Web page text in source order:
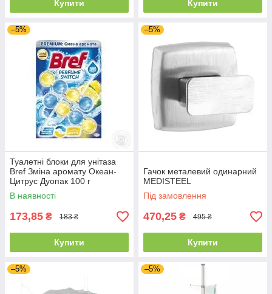
Купити Купити
–5%
Туалетні блоки для унітаза
Bref Зміна аромату Океан-
Цитрус Дуопак 100 г
В наявності
173,85 ₴ 183 ₴
Купити
–5%
Гачок металевий одинарний
MEDISTEEL
Під замовлення
470,25 ₴ 495 ₴
Купити
–5% –5%